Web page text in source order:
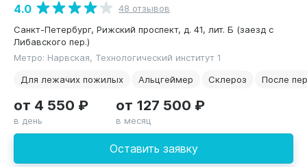
4.0
48 отзывов
Санкт-Петербург, Рижский проспект, д. 41, лит. Б (заезд с
Либавского пер.)
Метро: Нарвская, Технологический институт 1
Для лежачих пожилых
Альцгеймер Склероз После
Оставить заявку
от 4 550 ₽
в день
от 127 500 ₽
в месяц